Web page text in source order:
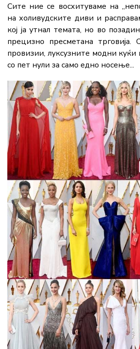
Сите ние се восхитуваме на
на холивудските диви и
кој ја утнал темата, но во
прецизно пресметана трговија.
провизии, луксузните модни куќи
со пет нули за само едно носење...